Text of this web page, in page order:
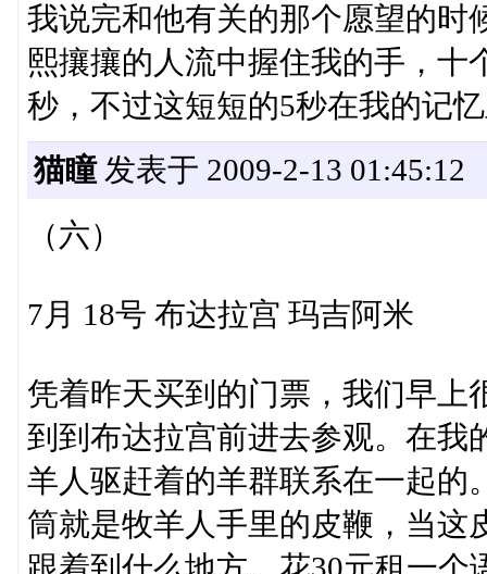
我说完和他有关的那个愿望的时
熙攘攘的人流中握住我的手，十
秒，不过这短短的5秒在我的记
猫瞳发表于 2009-2-13 01:45:12
（六）
7月 18号 布达拉宫 玛吉阿米
凭着昨天买到的门票，我们早上
到到布达拉宫前进去参观。在我
羊人驱赶着的羊群联系在一起的
筒就是牧羊人手里的皮鞭，当这